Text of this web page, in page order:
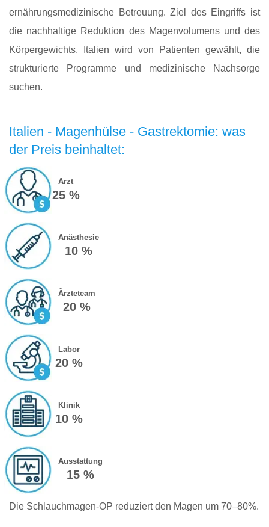
ernährungsmedizinische Betreuung. Ziel des Eingriffs ist
die nachhaltige Reduktion des Magenvolumens und des
Körpergewichts. Italien wird von Patienten gewählt, die
strukturierte Programme und medizinische Nachsorge
suchen.
Italien - Magenhülse - Gastrektomie: was
der Preis beinhaltet:
Arzt
25 %
Anästhesie
10 %
Ärzteteam
20 %
Labor
20 %
Klinik
10 %
Ausstattung
15 %
Die Schlauchmagen-OP reduziert den Magen um 70–80%.